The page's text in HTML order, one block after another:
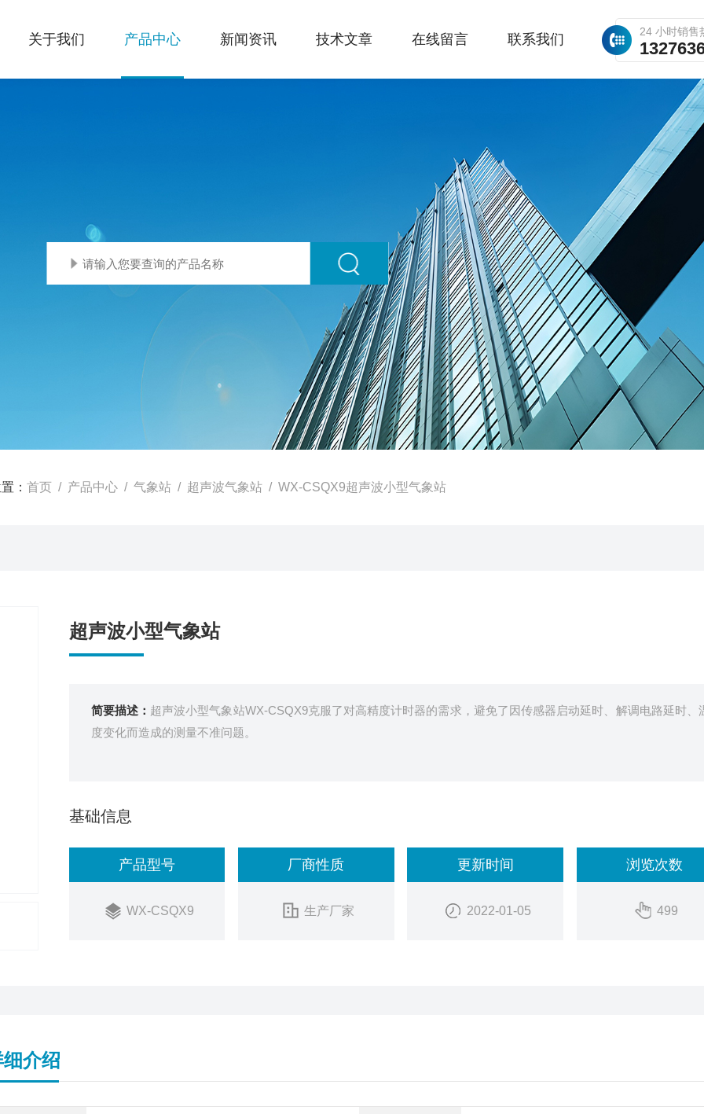
24 小时销售
关于我们 产品中心 新闻资讯 技术文章 在线留言 联系我们
： 首页 / 产品中心 / 气象站 / 超声波气象站 / WX-CSQX9超声波小型气象站
超声波小型气象站
简要描述： 超声波小型气象站WX-CSQX9克服了对高精度计时器的需求，避免了因传感器启动延时、解调电路延时、
度变化而造成的测量不准问题。
基础信息
产品型号
WX-CSQX9
厂商性质
生产厂家
更新时间
2022-01-05
浏览次数
499
介绍